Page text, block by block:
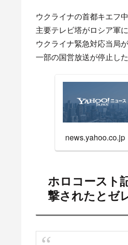
— Illia Ponomarenko
Russia attacks TV
— TRT World Now
interior ministry
テレビ塔を爆破され